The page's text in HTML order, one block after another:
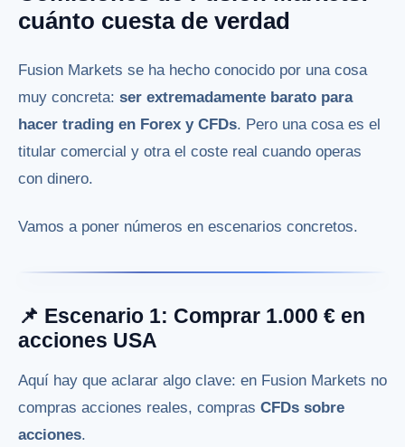
cuánto cuesta de verdad
Fusion Markets se ha hecho conocido por una cosa
muy concreta: ser extremadamente barato para
hacer trading en Forex y CFDs. Pero una cosa es el
titular comercial y otra el coste real cuando operas
con dinero.
Vamos a poner números en escenarios concretos.
📌 Escenario 1: Comprar 1.000 € en
acciones USA
Aquí hay que aclarar algo clave: en Fusion Markets no
compras acciones reales, compras CFDs sobre
acciones.